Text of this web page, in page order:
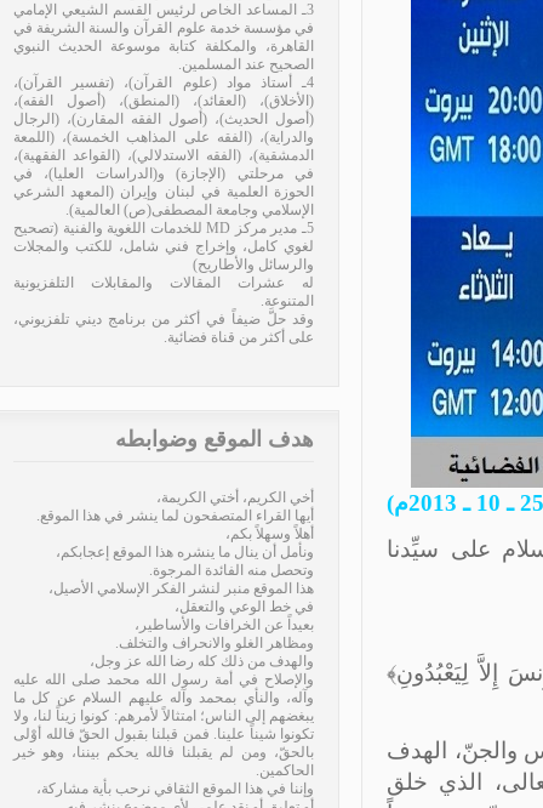
على سيِّدنا
إِلاَّ لِيَعْبُدُونِ﴾
والجنّ، الهدف
الذي خلق
3ـ المساعد الخاص لرئيس القسم الشيعي الإمامي
في مؤسسة خدمة علوم القرآن والسنة الشريفة في
القاهرة، والمكلفة كتابة موسوعة الحديث النبوي
الصحيح عند المسلمين.
4ـ أستاذ مواد (علوم القرآن)، (تفسير القرآن)،
(الأخلاق)، (العقائد)، (المنطق)، (أصول الفقه)،
(أصول الحديث)، (أصول الفقه المقارن)، (الرجال
والدراية)، (الفقه على المذاهب الخمسة)، (اللمعة
الدمشقية)، (الفقه الاستدلالي)، (القواعد الفقهية)،
في مرحلتي (الإجازة) و(الدراسات العليا)، في
الحوزة العلمية في لبنان وإيران (المعهد الشرعي
الإسلامي وجامعة المصطفى(ص) العالمية).
5ـ مدير مركز MD للخدمات اللغوية والفنية (تصحيح
لغوي كامل، وإخراج فني شامل، للكتب والمجلات
والرسائل والأطاريح)
له عشرات المقالات والمقابلات التلفزيونية
المتنوعة.
وقد حلَّ ضيفاً في أكثر من برنامج ديني تلفزيوني،
على أكثر من قناة فضائية.
هدف الموقع وضوابطه
أخي الكريم، أختي الكريمة،
أيها القراء المتصفحون لما ينشر في هذا الموقع.
أهلاً وسهلاً بكم،
ونأمل أن ينال ما ينشره هذا الموقع إعجابكم،
وتحصل منه الفائدة المرجوة.
هذا الموقع منبر لنشر الفكر الإسلامي الأصيل،
في خط الوعي والتعقل،
بعيداً عن الخرافات والأساطير،
ومظاهر الغلو والانحراف والتخلف.
والهدف من ذلك كله رضا الله عز وجل،
والإصلاح في أمة رسول الله محمد صلى الله عليه
وآله، والنأي بمحمد وآله عليهم السلام عن كل ما
يبغضهم إلى الناس؛ امتثالاً لأمرهم: كونوا زيناً لنا، ولا
تكونوا شيناً علينا. فمن قبلنا بقبول الحقّ فالله أوْلى
بالحقّ، ومن لم يقبلنا فالله يحكم بيننا، وهو خير
الحاكمين.
وإننا في هذا الموقع الثقافي نرحب بأية مشاركة،